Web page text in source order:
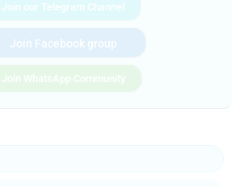
Join our Telegram Channel
Join Facebook group
Join WhatsApp Community